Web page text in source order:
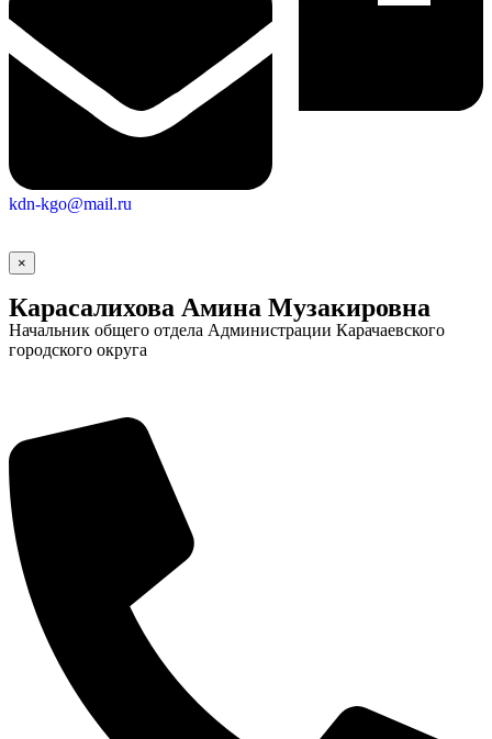
kdn-kgo@mail.ru
×
Карасалихова Амина Музакировна
Начальник общего отдела Администрации Карачаевского
городского округа